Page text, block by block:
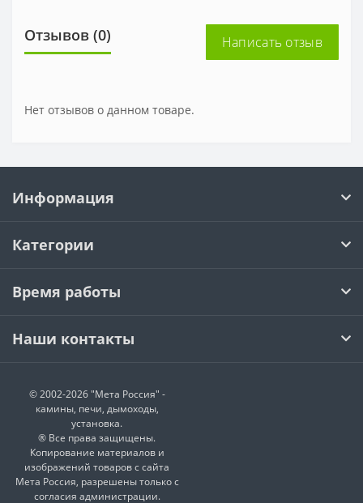
Отзывов (0) Написать отзыв
Нет отзывов о данном товаре.
Информация
Категории
Время работы
Наши контакты
© 2002-2026 "Мета Россия" -
камины, печи, дымоходы,
установка.
® Все права защищены.
Копирование материалов и
изображений товаров с сайта
Мета Россия, разрешены только с
согласия администрации.